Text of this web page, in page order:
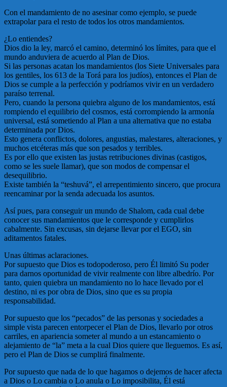
Con el mandamiento de no asesinar como ejemplo, se puede
extrapolar para el resto de todos los otros mandamientos.
¿Lo entiendes?
Dios dio la ley, marcó el camino, determinó los límites, para que el
mundo anduviera de acuerdo al Plan de Dios.
Si las personas acatan los mandamientos (los Siete Universales para
los gentiles, los 613 de la Torá para los judíos), entonces el Plan de
Dios se cumple a la perfección y podríamos vivir en un verdadero
paraíso terrenal.
Pero, cuando la persona quiebra alguno de los mandamientos, está
rompiendo el equilibrio del cosmos, está corrompiendo la armonía
universal, está sometiendo al Plan a una alternativa que no estaba
determinada por Dios.
Esto genera conflictos, dolores, angustias, malestares, alteraciones, y
muchos etcéteras más que son pesados y terribles.
Es por ello que existen las justas retribuciones divinas (castigos,
como se les suele llamar), que son modos de compensar el
desequilibrio.
Existe también la “teshuvá”, el arrepentimiento sincero, que procura
reencaminar por la senda adecuada los asuntos.
Así pues, para conseguir un mundo de Shalom, cada cual debe
conocer sus mandamientos que le corresponde y cumplirlos
cabalmente. Sin excusas, sin dejarse llevar por el EGO, sin
aditamentos fatales.
Unas últimas aclaraciones.
Por supuesto que Dios es todopoderoso, pero Él limitó Su poder
para darnos oportunidad de vivir realmente con libre albedrío. Por
tanto, quien quiebra un mandamiento no lo hace llevado por el
destino, ni es por obra de Dios, sino que es su propia
responsabilidad.
Por supuesto que los “pecados” de las personas y sociedades a
simple vista parecen entorpecer el Plan de Dios, llevarlo por otros
carriles, en apariencia someter al mundo a un estancamiento o
alejamiento de “la” meta a la cual Dios quiere que lleguemos. Es así,
pero el Plan de Dios se cumplirá finalmente.
Por supuesto que nada de lo que hagamos o dejemos de hacer afecta
a Dios o Lo cambia o Lo anula o Lo imposibilita, Él está